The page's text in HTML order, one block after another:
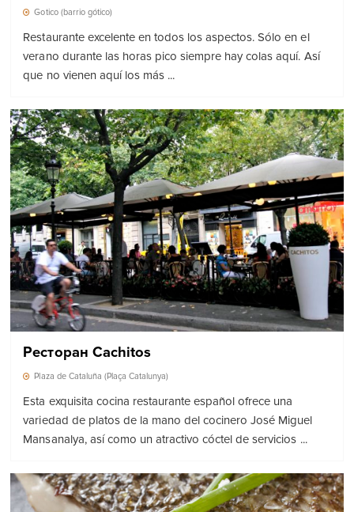
Gotico (barrio gótico)
Restaurante excelente en todos los aspectos. Sólo en el
verano durante las horas pico siempre hay colas aquí. Así
que no vienen aquí los más ...
Ресторан Cachitos
Plaza de Cataluña (Plaça Catalunya)
Esta exquisita cocina restaurante español ofrece una
variedad de platos de la mano del cocinero José Miguel
Mansanalya, así como un atractivo cóctel de servicios ...